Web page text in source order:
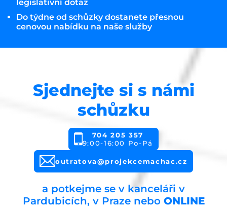
legislativní dotaz
Do týdne od schůzky dostanete přesnou
cenovou nabídku na naše služby
Sjednejte si s námi
schůzku
704 205 357
9:00-16:00 Po-Pá
outratova@projekcemachac.cz
a potkejme se v kanceláři v
Pardubicích, v Praze nebo ONLINE